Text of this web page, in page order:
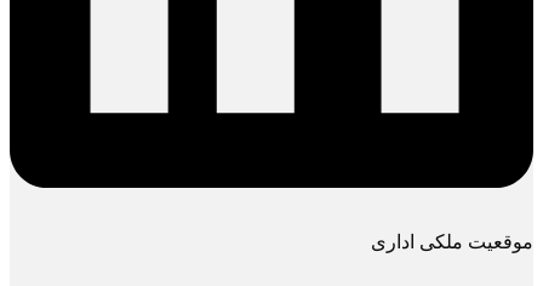
موقعیت ملکی اداری